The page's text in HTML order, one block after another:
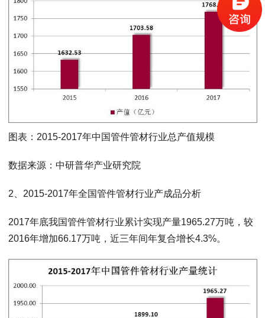
图表：2015-2017年中国管件管材行业总产值规模
数据来源：中研普华产业研究院
2、2015-2017年全国管件管材行业产成品分析
2017年底我国管件管材行业累计实现产量1965.27万吨，较
2016年增加66.17万吨，近三年间年复合增长4.3%。